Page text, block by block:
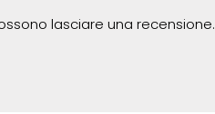
lasciare una recensione.